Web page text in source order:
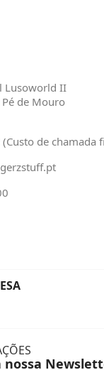
Lusoworld II
de Mouro
de chamada
nossa